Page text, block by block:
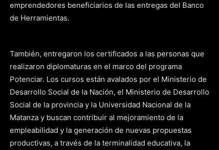
emprendedores beneficiarios de las entregas del Banco
de Herramientas.
También, entregaron los certificados a las personas que
realizaron diplomaturas en el marco del programa
Potenciar. Los cursos están avalados por el Ministerio de
Desarrollo Social de la Nación, el Ministerio de Desarrollo
Social de la provincia y la Universidad Nacional de la
Matanza y buscan contribuir al mejoramiento de la
empleabilidad y la generación de nuevas propuestas
productivas, a través de la terminalidad educativa, la